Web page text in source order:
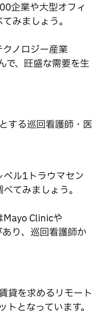
企業や大型オフィ
みましょう。
ノロジー産業
で、旺盛な需要を生
する巡回看護師・医
ル1トラウマセン
てみましょう。
Mayo Clinicや
り、巡回看護師か
貸を求めるリモート
となっています。